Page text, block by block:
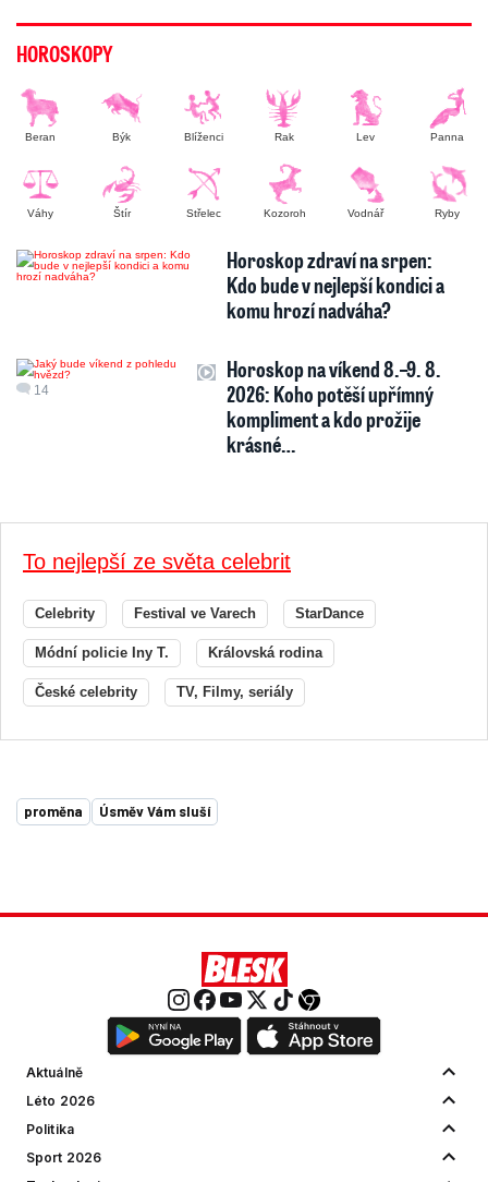
HOROSKOPY
Beran Býk Blíženci Rak Lev Panna
Váhy Štír Střelec Kozoroh Vodnář Ryby
Horoskop zdraví na srpen:
Kdo bude v nejlepší kondici a
komu hrozí nadváha?
14
Horoskop na víkend 8.–9. 8.
2026: Koho potěší upřímný
kompliment a kdo prožije
krásné…
To nejlepší ze světa celebrit
Celebrity Festival ve Varech StarDance
Módní policie Iny T. Královská rodina
České celebrity TV, Filmy, seriály
proměna Úsměv Vám sluší
Aktuálně
Léto 2026
Politika
Sport 2026